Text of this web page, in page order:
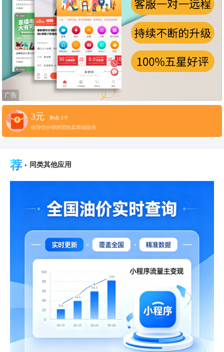
广告
3元
剩余:1个
由智信分销拼团拍卖商城提供
荐 · 同类其他应用